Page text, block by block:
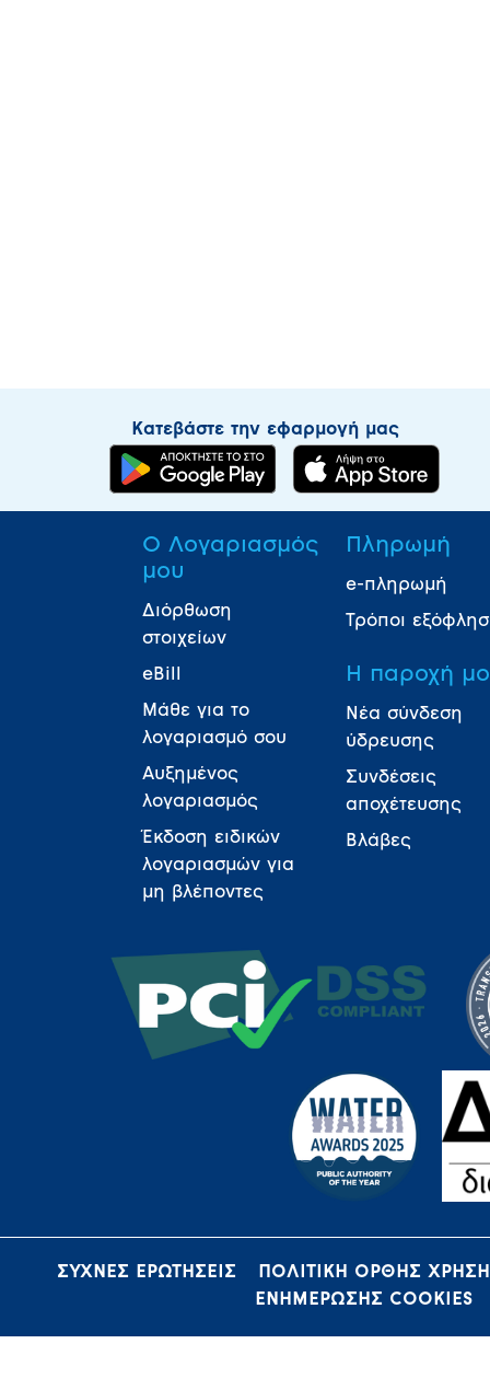
Κατεβάστε την εφαρμογή μας
Ο Λογαριασμός
μου
Διόρθωση
στοιχείων
eBill
Μάθε για το
λογαριασμό σου
Αυξημένος
λογαριασμός
Έκδοση ειδικών
λογαριασμών για
μη βλέποντες
Πληρωμή
e-πληρωμή
Τρόποι
Η παροχή
Νέα σύνδεση
ύδρευσης
Συνδέσεις
αποχέτευσης
Βλάβες
ΣΥΧΝΕΣ ΕΡΩΤΗΣΕΙΣ
ΠΟΛΙΤΙΚΗ ΟΡΘΗΣ
ΕΝΗΜΕΡΩΣΗΣ COOKIES